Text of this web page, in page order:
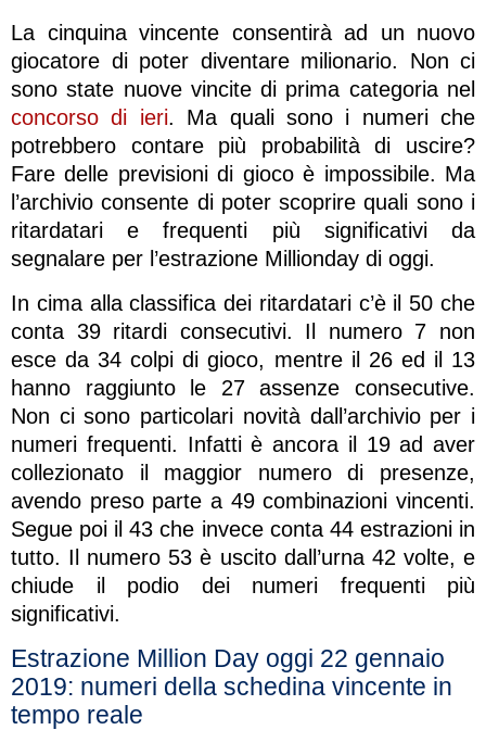
La cinquina vincente consentirà ad un nuovo
giocatore di poter diventare milionario. Non ci
sono state nuove vincite di prima categoria nel
concorso di ieri. Ma quali sono i numeri che
potrebbero contare più probabilità di uscire?
Fare delle previsioni di gioco è impossibile. Ma
l’archivio consente di poter scoprire quali sono i
ritardatari e frequenti più significativi da
segnalare per l’estrazione Millionday di oggi.
In cima alla classifica dei ritardatari c’è il 50 che
conta 39 ritardi consecutivi. Il numero 7 non
esce da 34 colpi di gioco, mentre il 26 ed il 13
hanno raggiunto le 27 assenze consecutive.
Non ci sono particolari novità dall’archivio per i
numeri frequenti. Infatti è ancora il 19 ad aver
collezionato il maggior numero di presenze,
avendo preso parte a 49 combinazioni vincenti.
Segue poi il 43 che invece conta 44 estrazioni in
tutto. Il numero 53 è uscito dall’urna 42 volte, e
chiude il podio dei numeri frequenti più
significativi.
Estrazione Million Day oggi 22 gennaio
2019: numeri della schedina vincente in
tempo reale